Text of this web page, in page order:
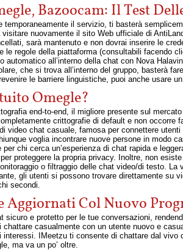
Bazoocam: Il Test
temporaneamente il servizio, ti basterà
nuovamente il sito Web ufficiale di
sarà mantenuto e non dovrai inserire le
le regole della piattaforma (consultabili facendo
automatico all’interno della chat con Nova
che si trova all’interno del gruppo, basterà
le barriere linguistiche, puoi anche usare
Omegle?
end-to-end, il migliore presente sul
crittografie di default e non occorre
video chat casuale, famosa per connettere
voglia incontrare nuove persone in modo
per chi cerca un’esperienza di chat rapida e
proteggere la propria privacy. Inoltre, non
o filtraggio delle chat video/di testo.
gli utenti si possono trovare direttamente
secondi.
Aggiornati Col Nuovo
sicuro e protetto per le tue conversazioni,
chattare casualmente con un utente nuovo e
IMeetzu ti consente di chattare dal
ma va un po’ oltre.